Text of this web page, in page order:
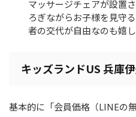
マッサージチェアが設置
ろぎながらお子様を見守
者の交代が自由なのも嬉
キッズランドUS 兵庫
基本的に「会員価格（LINEの